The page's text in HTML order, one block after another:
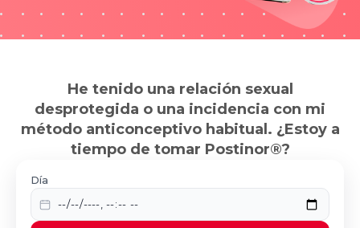
He tenido una relación sexual
desprotegida o una incidencia con mi
método anticonceptivo habitual. ¿Estoy a
tiempo de tomar Postinor®?
Día